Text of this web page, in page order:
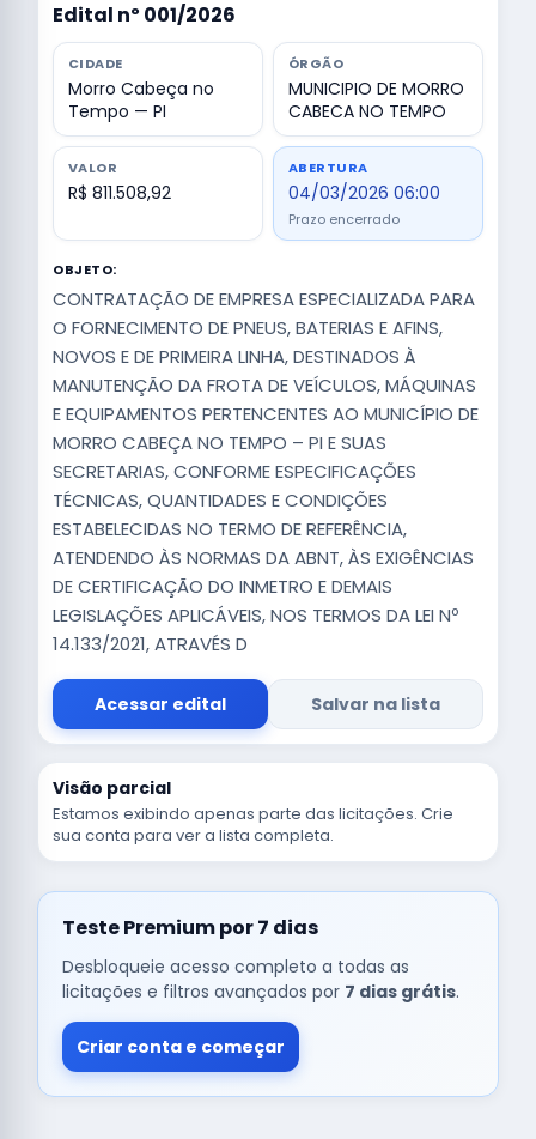
Edital nº 001/2026
CIDADE
Morro Cabeça no
Tempo — PI
ÓRGÃO
MUNICIPIO DE MORRO
CABECA NO TEMPO
VALOR
R$ 811.508,92
ABERTURA
04/03/2026 06:00
Prazo encerrado
OBJETO:
CONTRATAÇÃO DE EMPRESA ESPECIALIZADA PARA
O FORNECIMENTO DE PNEUS, BATERIAS E AFINS,
NOVOS E DE PRIMEIRA LINHA, DESTINADOS À
MANUTENÇÃO DA FROTA DE VEÍCULOS, MÁQUINAS
E EQUIPAMENTOS PERTENCENTES AO MUNICÍPIO DE
MORRO CABEÇA NO TEMPO – PI E SUAS
SECRETARIAS, CONFORME ESPECIFICAÇÕES
TÉCNICAS, QUANTIDADES E CONDIÇÕES
ESTABELECIDAS NO TERMO DE REFERÊNCIA,
ATENDENDO ÀS NORMAS DA ABNT, ÀS EXIGÊNCIAS
DE CERTIFICAÇÃO DO INMETRO E DEMAIS
LEGISLAÇÕES APLICÁVEIS, NOS TERMOS DA LEI Nº
14.133/2021, ATRAVÉS D
Acessar edital Salvar na lista
Visão parcial
Estamos exibindo apenas parte das licitações. Crie
sua conta para ver a lista completa.
Teste Premium por 7 dias
Desbloqueie acesso completo a todas as
licitações e filtros avançados por 7 dias grátis.
Criar conta e começar